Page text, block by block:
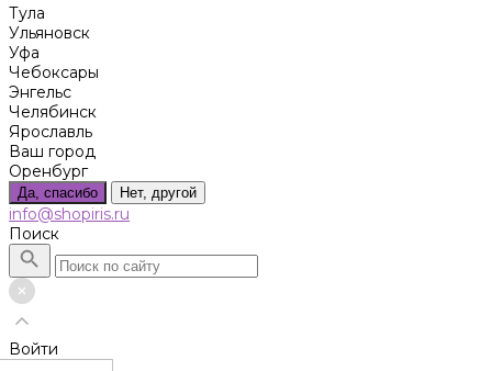
Тула
Ульяновск
Уфа
Чебоксары
Энгельс
Челябинск
Ярославль
Ваш город
Оренбург
Да, спасибо Нет, другой
info@shopiris.ru
Поиск
Войти